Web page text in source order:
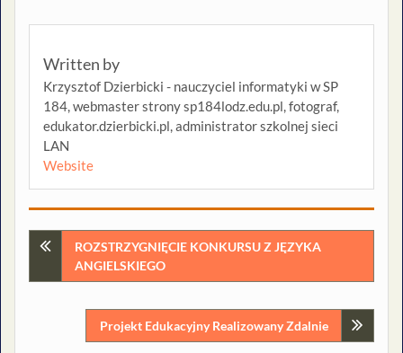
Written by
Krzysztof Dzierbicki - nauczyciel informatyki w SP
184, webmaster strony sp184lodz.edu.pl, fotograf,
edukator.dzierbicki.pl, administrator szkolnej sieci
LAN
Website
Nawigacja
wpisu
ROZSTRZYGNIĘCIE KONKURSU Z JĘZYKA
ANGIELSKIEGO
Projekt Edukacyjny Realizowany Zdalnie